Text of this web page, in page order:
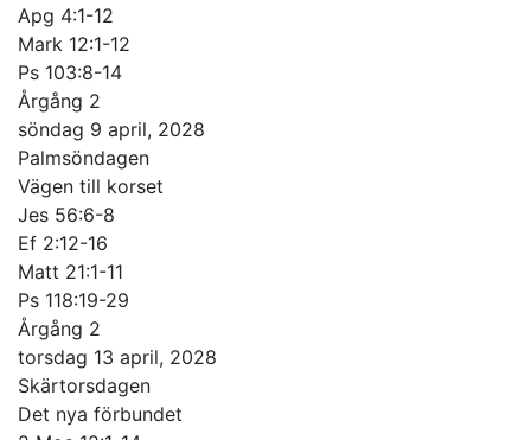
Apg 4:1-12
Mark 12:1-12
Ps 103:8-14
Årgång 2
söndag 9 april, 2028
Palmsöndagen
Vägen till korset
Jes 56:6-8
Ef 2:12-16
Matt 21:1-11
Ps 118:19-29
Årgång 2
torsdag 13 april, 2028
Skärtorsdagen
Det nya förbundet